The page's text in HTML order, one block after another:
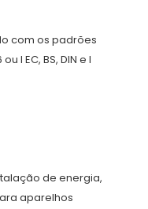
com os padrões
I EC, BS, DIN e I
de energia,
aparelhos